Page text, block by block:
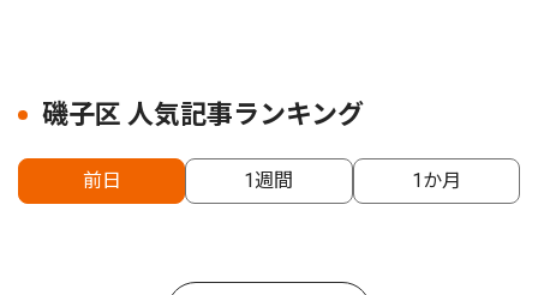
磯子区 人気記事ランキング
前日 1週間 1か月